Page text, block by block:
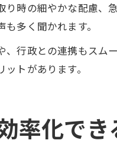
時の細やかな配慮
多く聞かれます。
行政との連携もス
トがあります。
率化でき